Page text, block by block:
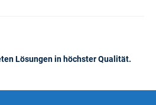
Lösungen in höchster Qualität.